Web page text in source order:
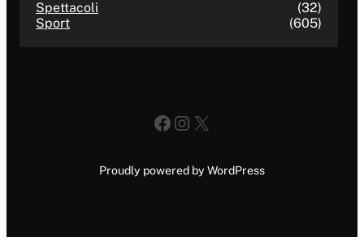
Spettacoli
(32)
Sport
(605)
Facebook
Instagram
X
Proudly powered by WordPress